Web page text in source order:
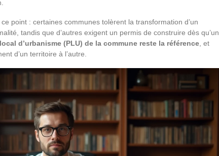
point : certaines communes tolèrent la transformation d’un
tandis que d’autres exigent un permis de construire dès qu’un
d’urbanisme (PLU) de la commune reste la référence , et
d’un territoire à l’autre.